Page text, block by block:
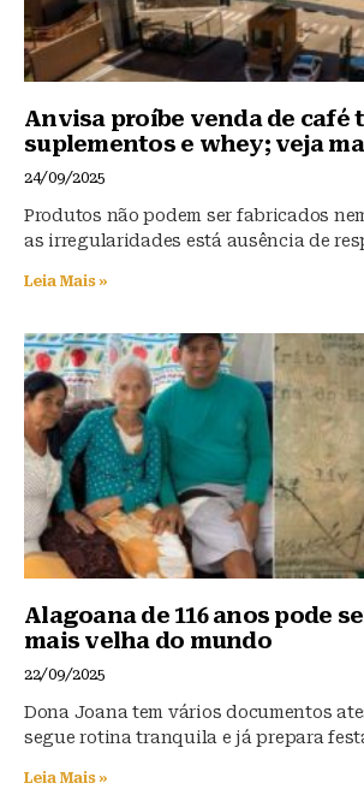
Anvisa proíbe venda de café
suplementos e whey; veja
24/09/2025
Produtos não podem ser fabricados
as irregularidades está ausência de
Leia Mais »
Alagoana de 116 anos pode
mais velha do mundo
22/09/2025
Dona Joana tem vários documentos
segue rotina tranquila e já prepara
Leia Mais »